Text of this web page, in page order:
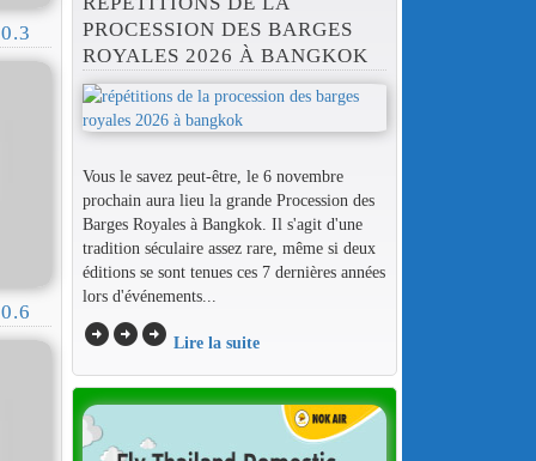
PROCESSION DES BARGES
ROYALES 2026 À BANGKOK
Vous le savez peut-être, le 6 novembre
prochain aura lieu la grande Procession des
Barges Royales à Bangkok. Il s'agit d'une
tradition séculaire assez rare, même si deux
éditions se sont tenues ces 7 dernières années
lors d'événements...
arrow_circle_rightarrow_circle_rightarrow_circle_right Lire la suite